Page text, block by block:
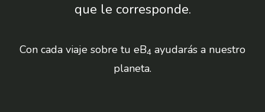
que le corresponde.
Con cada viaje sobre tu eB4 ayudarás a nuestro
planeta.